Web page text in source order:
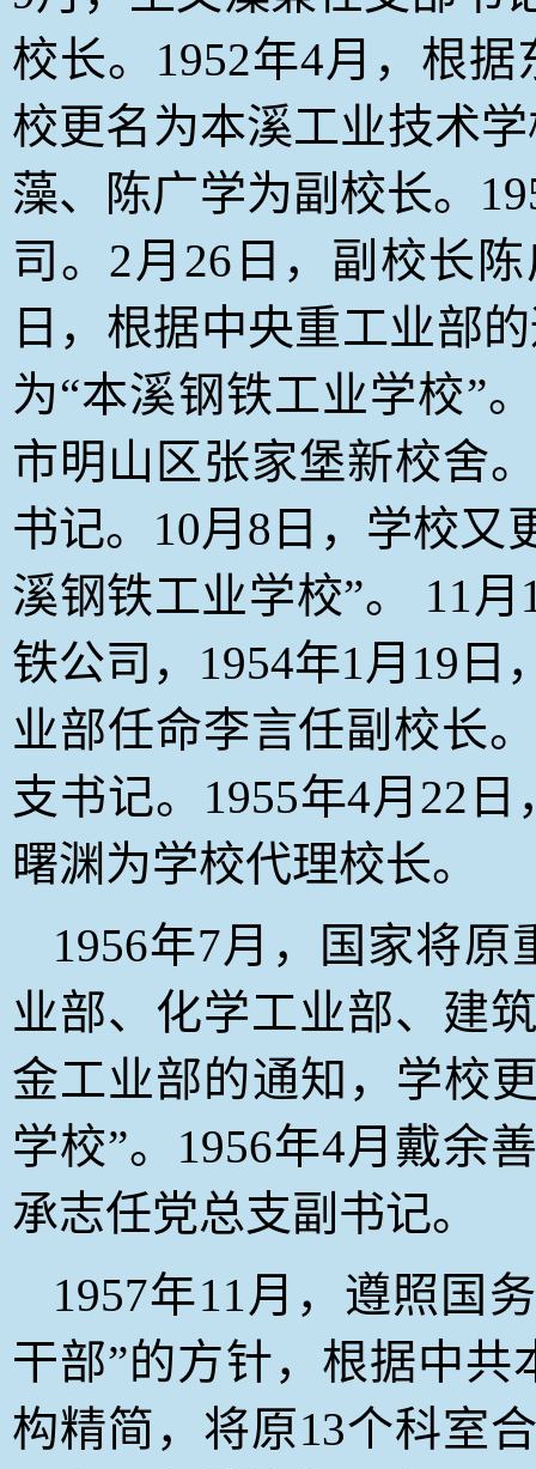
校长。1952年4月，根
校更名为本溪工业技术
藻、陈广学为副校长。
司。2月26日，副校长
日，根据中央重工业部
为“本溪钢铁工业学校”
市明山区张家堡新校舍
书记。10月8日，学校又
溪钢铁工业学校”。 11
铁公司，1954年1月19日
业部任命李言任副校长
支书记。1955年4月22
曙渊为学校代理校长。
1956年7月，国家将原
业部、化学工业部、建
金工业部的通知，学校
学校”。1956年4月戴余
承志任党总支副书记。
1957年11月，遵照国
干部”的方针，根据中
构精简，将原13个科室